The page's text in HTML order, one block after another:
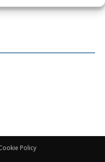
Policy